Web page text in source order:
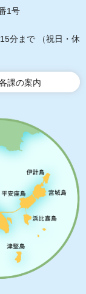
1号
分まで
（祝日・休
課の案内